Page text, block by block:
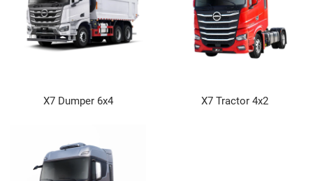
X7 Dumper 6x4 X7 Tractor 4x2